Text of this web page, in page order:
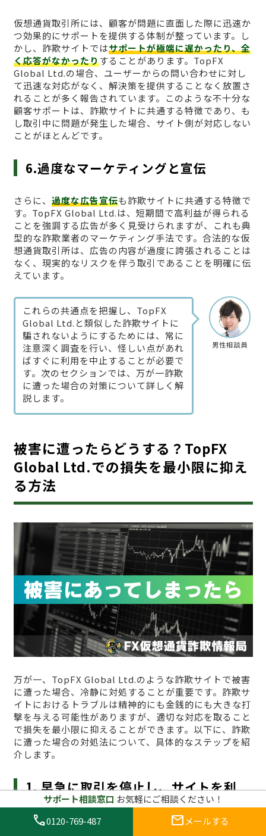
仮想通貨取引所には、顧客が問題に直面した際に迅速か
つ効果的にサポートを提供する体制が整っています。し
かし、詐欺サイトではサポートが極端に遅かったり、全
く応答がなかったりすることがあります。TopFX
Global Ltd.の場合、ユーザーからの問い合わせに対し
て迅速な対応がなく、解決策を提供することなく放置さ
れることが多く報告されています。このような不十分な
顧客サポートは、詐欺サイトに共通する特徴であり、も
し取引中に問題が発生した場合、サイト側が対応しない
ことがほとんどです。
6.過度なマーケティングと宣伝
さらに、 過度な広告宣伝も詐欺サイトに共通する特徴で
す。TopFX Global Ltd.は、短期間で高利益が得られる
ことを強調する広告が多く見受けられますが、これも典
型的な詐欺業者のマーケティング手法です。合法的な仮
想通貨取引所は、広告の内容が過度に誇張されることは
なく、現実的なリスクを伴う取引であることを明確に伝
えています。
男性相談員
これらの共通点を把握し、TopFX
Global Ltd.と類似した詐欺サイトに
騙されないようにするためには、常に
注意深く調査を行い、怪しい点があれ
ばすぐに利用を中止することが必要で
す。次のセクションでは、万が一詐欺
に遭った場合の対策について詳しく解
説します。
被害に遭ったらどうする？TopFX
Global Ltd.での損失を最小限に抑え
る方法
万が一、TopFX Global Ltd.のような詐欺サイトで被害
に遭った場合、冷静に対処することが重要です。詐欺サ
イトにおけるトラブルは精神的にも金銭的にも大きな打
撃を与える可能性がありますが、適切な対応を取ること
で損失を最小限に抑えることができます。以下に、詐欺
に遭った場合の対処法について、具体的なステップを紹
介します。
1. 早急に取引を停止し、サイトを利
用しない
サポート相談窓口 お気軽にご相談ください！
call0120-769-487 mail メールする